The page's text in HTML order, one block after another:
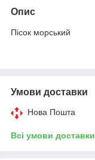
Опис
Пісок морський
Умови доставки
Нова Пошта
Всі умови доставки